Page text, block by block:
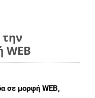
WEB
σε μορφή WEB,